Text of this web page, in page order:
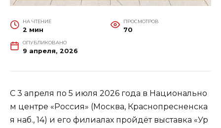
НА ЧТЕНИЕ
2 мин
ПРОСМОТРОВ
70
ОПУБЛИКОВАНО
9 апреля, 2026
С 3 апреля по 5 июля 2026 года в Национально
м центре «Россия» (Москва, Краснопресненска
я наб., 14) и его филиалах пройдёт выставка «Ур